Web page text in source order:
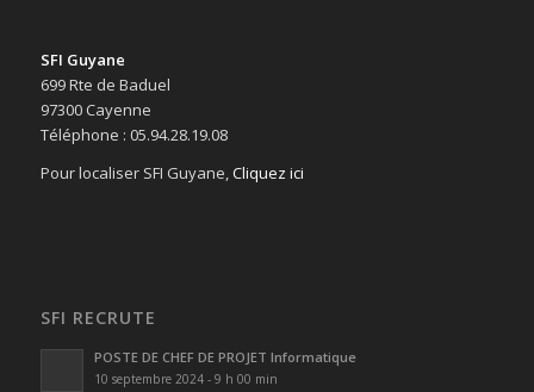
SFI Guyane
699 Rte de Baduel
97300 Cayenne
Téléphone : 05.94.28.19.08
Pour localiser SFI Guyane,Cliquez ici
SFI RECRUTE
POSTE DE CHEF DE PROJET Informatique
10 septembre 2024 - 9 h 00 min